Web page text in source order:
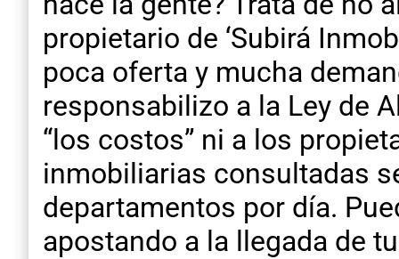
propietario de ‘Subirá
poca oferta y mucha
responsabilizo a la Ley de
“los costos” ni a los
inmobiliarias consultadas
departamentos por día.
apostando a la llegada de